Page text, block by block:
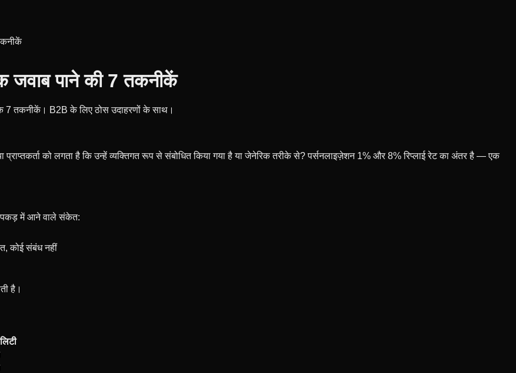
पाने की 7 तकनीकें
7 तकनीकें। B2B के लिए ठोस उदाहरणों के साथ।
को लगता है कि उन्हें व्यक्तिगत रूप से संबोधित किया गया है या जेनेरिक तरीके से? पर्सनलाइज़ेशन 1% और 8% रिप्लाई रेट का अंतर है — एक
पकड़ में आने वाले संकेत:
कोई संबंध नहीं
है।